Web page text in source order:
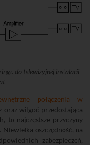
do telewizyjnej instalacji
połączenia w
oraz wilgoć przedostająca
to najczęstsze przyczyny
oszczędność, na
zabezpieczeń,